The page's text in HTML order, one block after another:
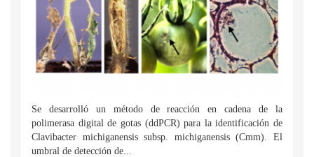
Se desarrolló un método de reacción en cadena de la
polimerasa digital de gotas (ddPCR) para la identificación de
Clavibacter michiganensis subsp. michiganensis (Cmm). El
umbral de detección de...